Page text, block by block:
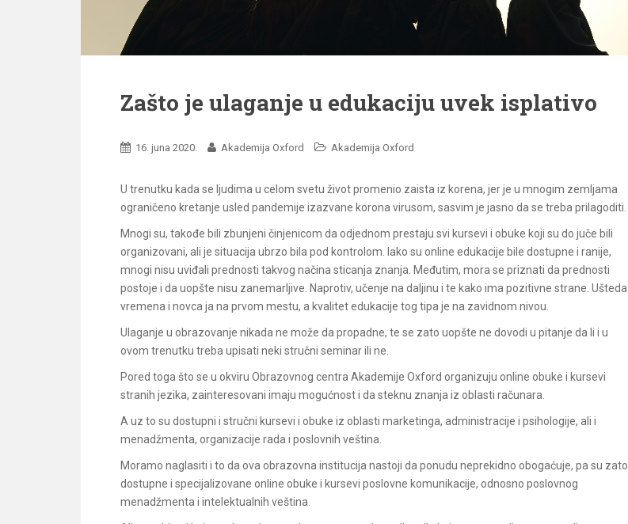
Zašto je ulaganje u edukaciju uvek isplativo
16. juna 2020. Akademija Oxford Akademija Oxford
U trenutku kada se ljudima u celom svetu život promenio zaista iz korena, jer je u mnogim zemljama
ograničeno kretanje usled pandemije izazvane korona virusom, sasvim je jasno da se treba prilagoditi.
Mnogi su, takođe bili zbunjeni činjenicom da odjednom prestaju svi kursevi i obuke koji su do juče bili
organizovani, ali je situacija ubrzo bila pod kontrolom. Iako su online edukacije bile dostupne i ranije,
mnogi nisu uviđali prednosti takvog načina sticanja znanja. Međutim, mora se priznati da prednosti
postoje i da uopšte nisu zanemarljive. Naprotiv, učenje na daljinu i te kako ima pozitivne strane. Ušteda
vremena i novca ja na prvom mestu, a kvalitet edukacije tog tipa je na zavidnom nivou.
Ulaganje u obrazovanje nikada ne može da propadne, te se zato uopšte ne dovodi u pitanje da li i u
ovom trenutku treba upisati neki stručni seminar ili ne.
Pored toga što se u okviru Obrazovnog centra Akademije Oxford organizuju online obuke i kursevi
stranih jezika, zainteresovani imaju mogućnost i da steknu znanja iz oblasti računara.
A uz to su dostupni i stručni kursevi i obuke iz oblasti marketinga, administracije i psihologije, ali i
menadžmenta, organizacije rada i poslovnih veština.
Moramo naglasiti i to da ova obrazovna institucija nastoji da ponudu neprekidno obogaćuje, pa su zato
dostupne i specijalizovane online obuke i kursevi poslovne komunikacije, odnosno poslovnog
menadžmenta i intelektualnih veština.